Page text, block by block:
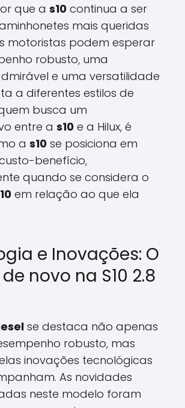
que a s10 continua a ser
mais queridas
motoristas podem esperar
robusto, uma
e uma versatilidade
a diferentes estilos de
busca um
entre a s10 e a Hilux, é
a s10 se posiciona em
benefício,
quando se considera o
em relação ao que ela
e Inovações: O
novo na S10 2.8
se destaca não apenas
robusto, mas
inovações tecnológicas
As novidades
neste modelo foram